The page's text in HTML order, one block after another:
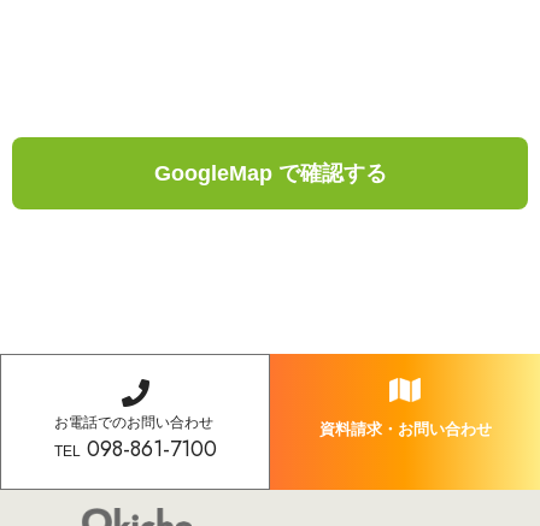
GoogleMap で確認する
お電話でのお問い合わせ
TEL
098-861-7100
資料請求・お問い合わせ